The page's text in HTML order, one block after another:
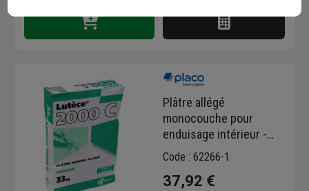
Plâtre allégé
monocouche pour
enduisage intérieur -
Lutèce 2000 - prise
Code : 62266-1
37,92 €